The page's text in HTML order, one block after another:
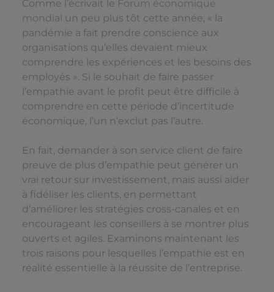
Comme l’écrivait le Forum économique
mondial un peu plus tôt cette année, « la
pandémie a fait prendre conscience aux
organisations qu’elles devaient mieux
comprendre les expériences et les besoins des
employés ». Si le souhait de faire passer
l’empathie avant le profit peut être difficile à
comprendre en cette période d’incertitude
économique, l’un n’exclut pas l’autre.
En fait, demander à son service client de faire
preuve de plus d’empathie peut générer un
vrai retour sur investissement, mais aussi aider
à fidéliser les clients, en permettant
d’améliorer les stratégies cross-canales et en
encourageant les conseillers à se montrer plus
ouverts et agiles. Examinons maintenant les
trois raisons pour lesquelles l’empathie est en
réalité essentielle à la réussite de l’entreprise.